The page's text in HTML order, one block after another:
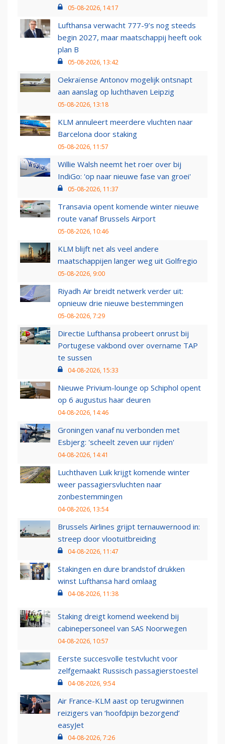
05-08-2026, 14:17
Lufthansa verwacht 777-9’s nog steeds
begin 2027, maar maatschappij heeft ook
plan B
05-08-2026, 13:42
Oekraïense Antonov mogelijk ontsnapt
aan aanslag op luchthaven Leipzig
05-08-2026, 13:18
KLM annuleert meerdere vluchten naar
Barcelona door staking
05-08-2026, 11:57
Willie Walsh neemt het roer over bij
IndiGo: 'op naar nieuwe fase van groei'
05-08-2026, 11:37
Transavia opent komende winter nieuwe
route vanaf Brussels Airport
05-08-2026, 10:46
KLM blijft net als veel andere
maatschappijen langer weg uit Golfregio
05-08-2026, 9:00
Riyadh Air breidt netwerk verder uit:
opnieuw drie nieuwe bestemmingen
05-08-2026, 7:29
Directie Lufthansa probeert onrust bij
Portugese vakbond over overname TAP
te sussen
04-08-2026, 15:33
Nieuwe Privium-lounge op Schiphol opent
op 6 augustus haar deuren
04-08-2026, 14:46
Groningen vanaf nu verbonden met
Esbjerg: 'scheelt zeven uur rijden'
04-08-2026, 14:41
Luchthaven Luik krijgt komende winter
weer passagiersvluchten naar
zonbestemmingen
04-08-2026, 13:54
Brussels Airlines grijpt ternauwernood in:
streep door vlootuitbreiding
04-08-2026, 11:47
Stakingen en dure brandstof drukken
winst Lufthansa hard omlaag
04-08-2026, 11:38
Staking dreigt komend weekend bij
cabinepersoneel van SAS Noorwegen
04-08-2026, 10:57
Eerste succesvolle testvlucht voor
zelfgemaakt Russisch passagierstoestel
04-08-2026, 9:54
Air France-KLM aast op terugwinnen
reizigers van ‘hoofdpijn bezorgend’
easyJet
04-08-2026, 7:26